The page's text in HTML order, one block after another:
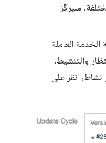
سيركّز
الخدمة العاملة
والتنشيط.
نشاط، انقر على